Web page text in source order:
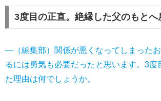
3度目の正直。絶縁した父のもとへ
―（編集部）関係が悪くなってしまった
るには勇気も必要だったと思います。3度
た理由は何でしょうか。